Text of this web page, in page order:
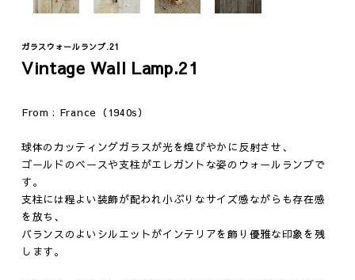
Fashion
ジュエリー
ウェア
Vintage
テーブル
ファニチャー
ガラスウォールランプ.21
Vintage Wall Lamp.21
From : France（1940s）
球体のカッティングガラスが光を煌びやかに反射させ、
ゴールドのベースや支柱がエレガントな姿のウォールランプで
す。
支柱には程よい装飾が配われ小ぶりなサイズ感ながらも存在感
を放ち、
バランスのよいシルエットがインテリアを飾り優雅な印象を残
します。